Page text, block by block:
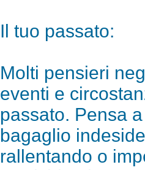
Il tuo passato:
Molti pensieri
eventi e
passato. Pensa
bagaglio
rallentando o